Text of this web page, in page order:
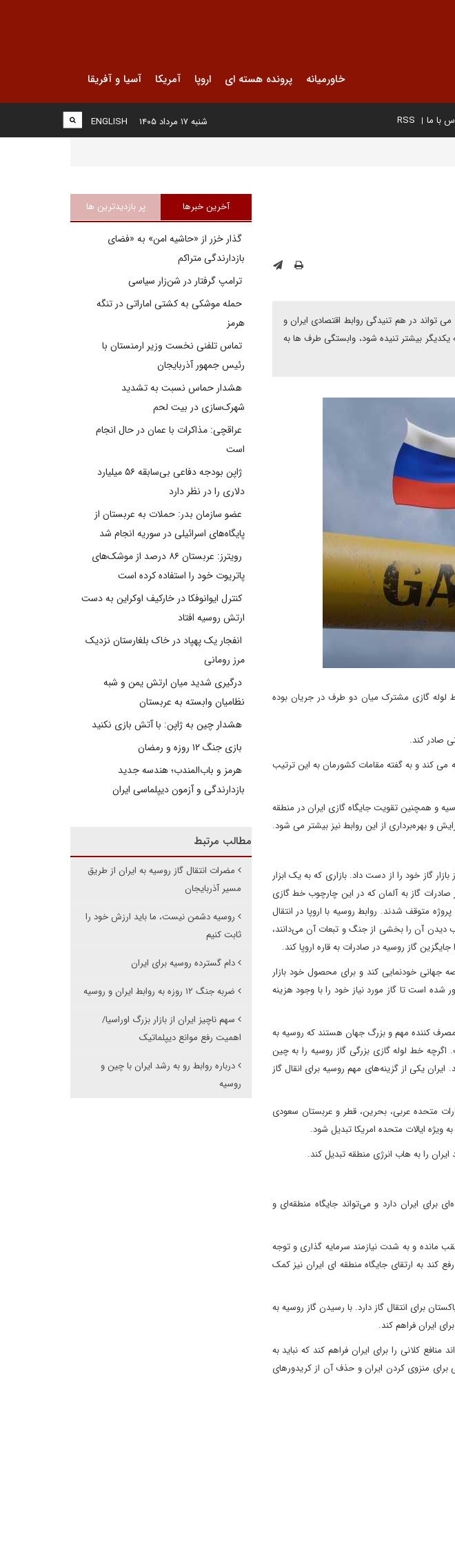
خاورمیانه پرونده هسته ای اروپا آمریکا آسیا و آفریقا
با ما RSS
ENGLISH شنبه ۱۷ مرداد ۱۴۰۵
تواند در هم تنیدگی روابط اقتصادی ایران و
بیشتر تنیده شود، وابستگی طرف ها به
گازی مشترک میان دو طرف در جریان بوده
صادر کند.
می کند و به گفته مقامات کشورمان به این ترتیب
و همچنین تقویت جایگاه گازی ایران در منطقه
و بهره‌برداری از این روابط نیز بیشتر می شود.
گاز خود را از دست داد. بازاری که به یک ابزار
صادرات گاز به آلمان که در این چارچوب خط گازی
اوکراین آغاز شد و هر دو پروژه متوقف شدند. روابط روسیه با اروپا در انتقال
و اوکراینی ها که آسیب دیدن آن را بخشی از جنگ و تبعات آن می‌دانند،
گاز روسیه در صادرات به قاره اروپا کند.
جهانی خودنمایی کند و برای محصول خود بازار
است تا گاز مورد نیاز خود را با وجود هزینه
مصرف کننده مهم و بزرگ جهان هستند که روسیه به
خط لوله گازی بزرگی گاز روسیه را به چین
یکی از گزینه‌های مهم روسیه برای انقال گاز
متحده عربی، بحرین، قطر و عربستان سعودی
ویژه ایالات متحده امریکا تبدیل شود.
را به هاب انرژی منطقه تبدیل کند.
ایران دارد و می‌تواند جایگاه منطقه‌ای و
مانده و به شدت نیازمند سرمایه گذاری و توجه
کند به ارتقای جایگاه منطقه ای ایران نیز کمک
برای انتقال گاز دارد. با رسیدن گاز روسیه به
ایران فراهم کند.
کلانی را برای ایران فراهم کند که نباید به
منزوی کردن ایران و حذف آن از کریدورهای
آخرین خبرها پر بازدیدترین ها
گذار خزر از «حاشیه امن» به «فضای
بازدارندگی متراکم
ترامپ گرفتار در شن‌زار سیاسی
حمله موشکی به کشتی اماراتی در تنگه
هرمز
تماس تلفنی نخست وزیر ارمنستان با
رئیس جمهور آذربایجان
هشدار حماس نسبت به تشدید
شهرک‌سازی در بیت‌ لحم
عراقچی: مذاکرات با عمان در حال انجام
است
ژاپن بودجه دفاعی بی‌سابقه ۵۶ میلیارد
دلاری را در نظر دارد
عضو سازمان بدر: حملات به عربستان از
پایگاه‌های اسرائیلی در سوریه انجام شد
رویترز: عربستان ۸۶ درصد از موشک‌های
پاتریوت خود را استفاده کرده است
کنترل ایوانوفکا در خارکیف اوکراین به دست
ارتش روسیه افتاد
انفجار یک پهپاد در خاک بلغارستان نزدیک
مرز رومانی
درگیری شدید میان ارتش یمن و شبه
نظامیان وابسته به عربستان
هشدار چین به ژاپن: با آتش بازی نکنید
بازی جنگ ۱۲ روزه و رمضان
هرمز و باب‌المندب؛ هندسه جدید
بازدارندگی و آزمون دیپلماسی ایران
مطالب مرتبط
مضرات انتقال گاز روسیه به ایران از طریق
مسیر آذربایجان
روسیه دشمن نیست، ما باید ارزش خود را
ثابت کنیم
دام گسترده روسیه برای ایران
ضربه جنگ ۱۲ روزه به روابط ایران و روسیه
سهم ناچیز ایران از بازار بزرگ اوراسیا/
اهمیت رفع موانع دیپلماتیک
درباره روابط رو به رشد ایران با چین و
روسیه